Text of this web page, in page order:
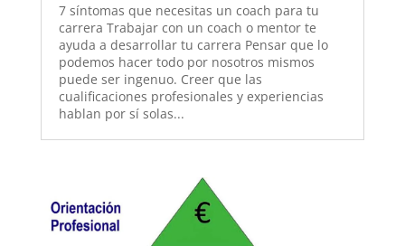
7 síntomas que necesitas un coach para tu
carrera Trabajar con un coach o mentor te
ayuda a desarrollar tu carrera Pensar que lo
podemos hacer todo por nosotros mismos
puede ser ingenuo. Creer que las
cualificaciones profesionales y experiencias
hablan por sí solas...